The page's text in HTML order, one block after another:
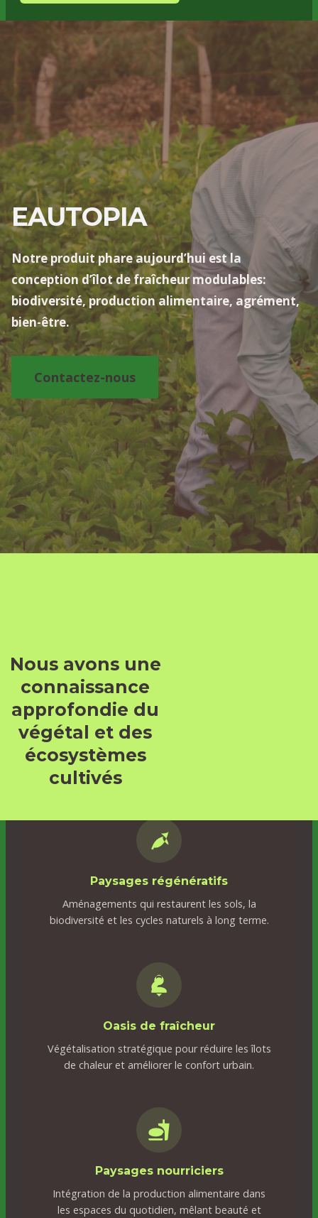
EAUTOPIA
Notre produit phare aujourd’hui est la
conception d’îlot de fraîcheur modulables:
biodiversité, production alimentaire, agrément,
bien-être.
Contactez-nous
Nous avons une
connaissance
approfondie du
végétal et des
écosystèmes
cultivés
Paysages régénératifs
Aménagements qui restaurent les sols, la
biodiversité et les cycles naturels à long terme.
Oasis de fraîcheur
Végétalisation stratégique pour réduire les îlots
de chaleur et améliorer le confort urbain.
Paysages nourriciers
Intégration de la production alimentaire dans
les espaces du quotidien, mêlant beauté et